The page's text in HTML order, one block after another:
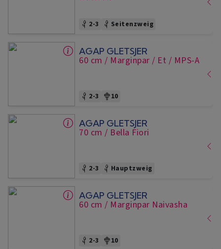
2-3 Seitenzweig
AGAP GLETSJER
60 cm / Marginpar / Et / MPS-A
2-3 10
AGAP GLETSJER
70 cm / Bella Fiori
2-3 Hauptzweig
AGAP GLETSJER
60 cm / Marginpar Naivasha
2-3 10